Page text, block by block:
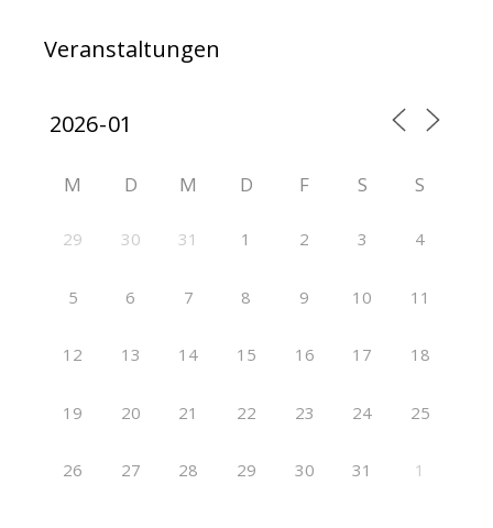
Veranstaltungen
M D M D F S S
29 30 31 1 2 3 4
5 6 7 8 9 10 11
12 13 14 15 16 17 18
19 20 21 22 23 24 25
26 27 28 29 30 31 1